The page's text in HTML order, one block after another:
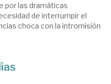
por las dramáticas
de interrumpir el
choca con la intromisión